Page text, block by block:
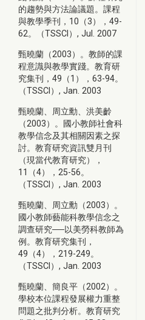
的趨勢與方法論議題。課程
與教學季刊，10（3），49-
62。（TSSCI）, Jul. 2007
甄曉蘭（2003）。教師的課
程意識與教學實踐。教育研
究集刊，49（1），63-94。
（TSSCI）, Jan. 2003
甄曉蘭、周立勳、洪美齡
（2003）。國小教師社會科
教學信念及其相關因素之探
討。教育研究資訊雙月刊
（現當代教育研究），
11（4），25-56。
（TSSCI）, Jan. 2003
甄曉蘭、周立勳（2003）。
國小教師藝能科教學信念之
調查研究──以美勞科教師為
例。教育研究集刊，
49（4），219-249。
（TSSCI）, Jan. 2003
甄曉蘭、簡良平（2002）。
學校本位課程發展權力重整
問題之批判分析。教育研究